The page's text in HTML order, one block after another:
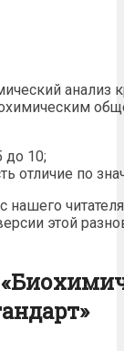
до 10;
отличие по
нашего
этой